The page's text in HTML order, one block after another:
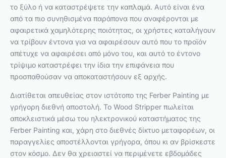
το ξύλο ή να καταστρέψετε την καπλαμά. Αυτό είναι ένα
από τα πιο συνηθισμένα παράπονα που αναφέρονται με
αφαιρετικά χαμηλότερης ποιότητας, οι χρήστες καταλήγουν
να τρίβουν έντονα για να αφαιρέσουν αυτό που το προϊόν
απέτυχε να αφαιρέσει από μόνο του, και αυτό το έντονο
τρίψιμο καταστρέφει την ίδια την επιφάνεια που
προσπαθούσαν να αποκαταστήσουν εξ αρχής.
Διατίθεται απευθείας στον ιστότοπο της Ferber Painting με
γρήγορη διεθνή αποστολή. Το Wood Stripper πωλείται
αποκλειστικά μέσω του ηλεκτρονικού καταστήματος της
Ferber Painting και, χάρη στο διεθνές δίκτυο μεταφορέων, οι
παραγγελίες αποστέλλονται γρήγορα, όπου κι αν βρίσκεστε
στον κόσμο. Δεν θα χρειαστεί να περιμένετε εβδομάδες